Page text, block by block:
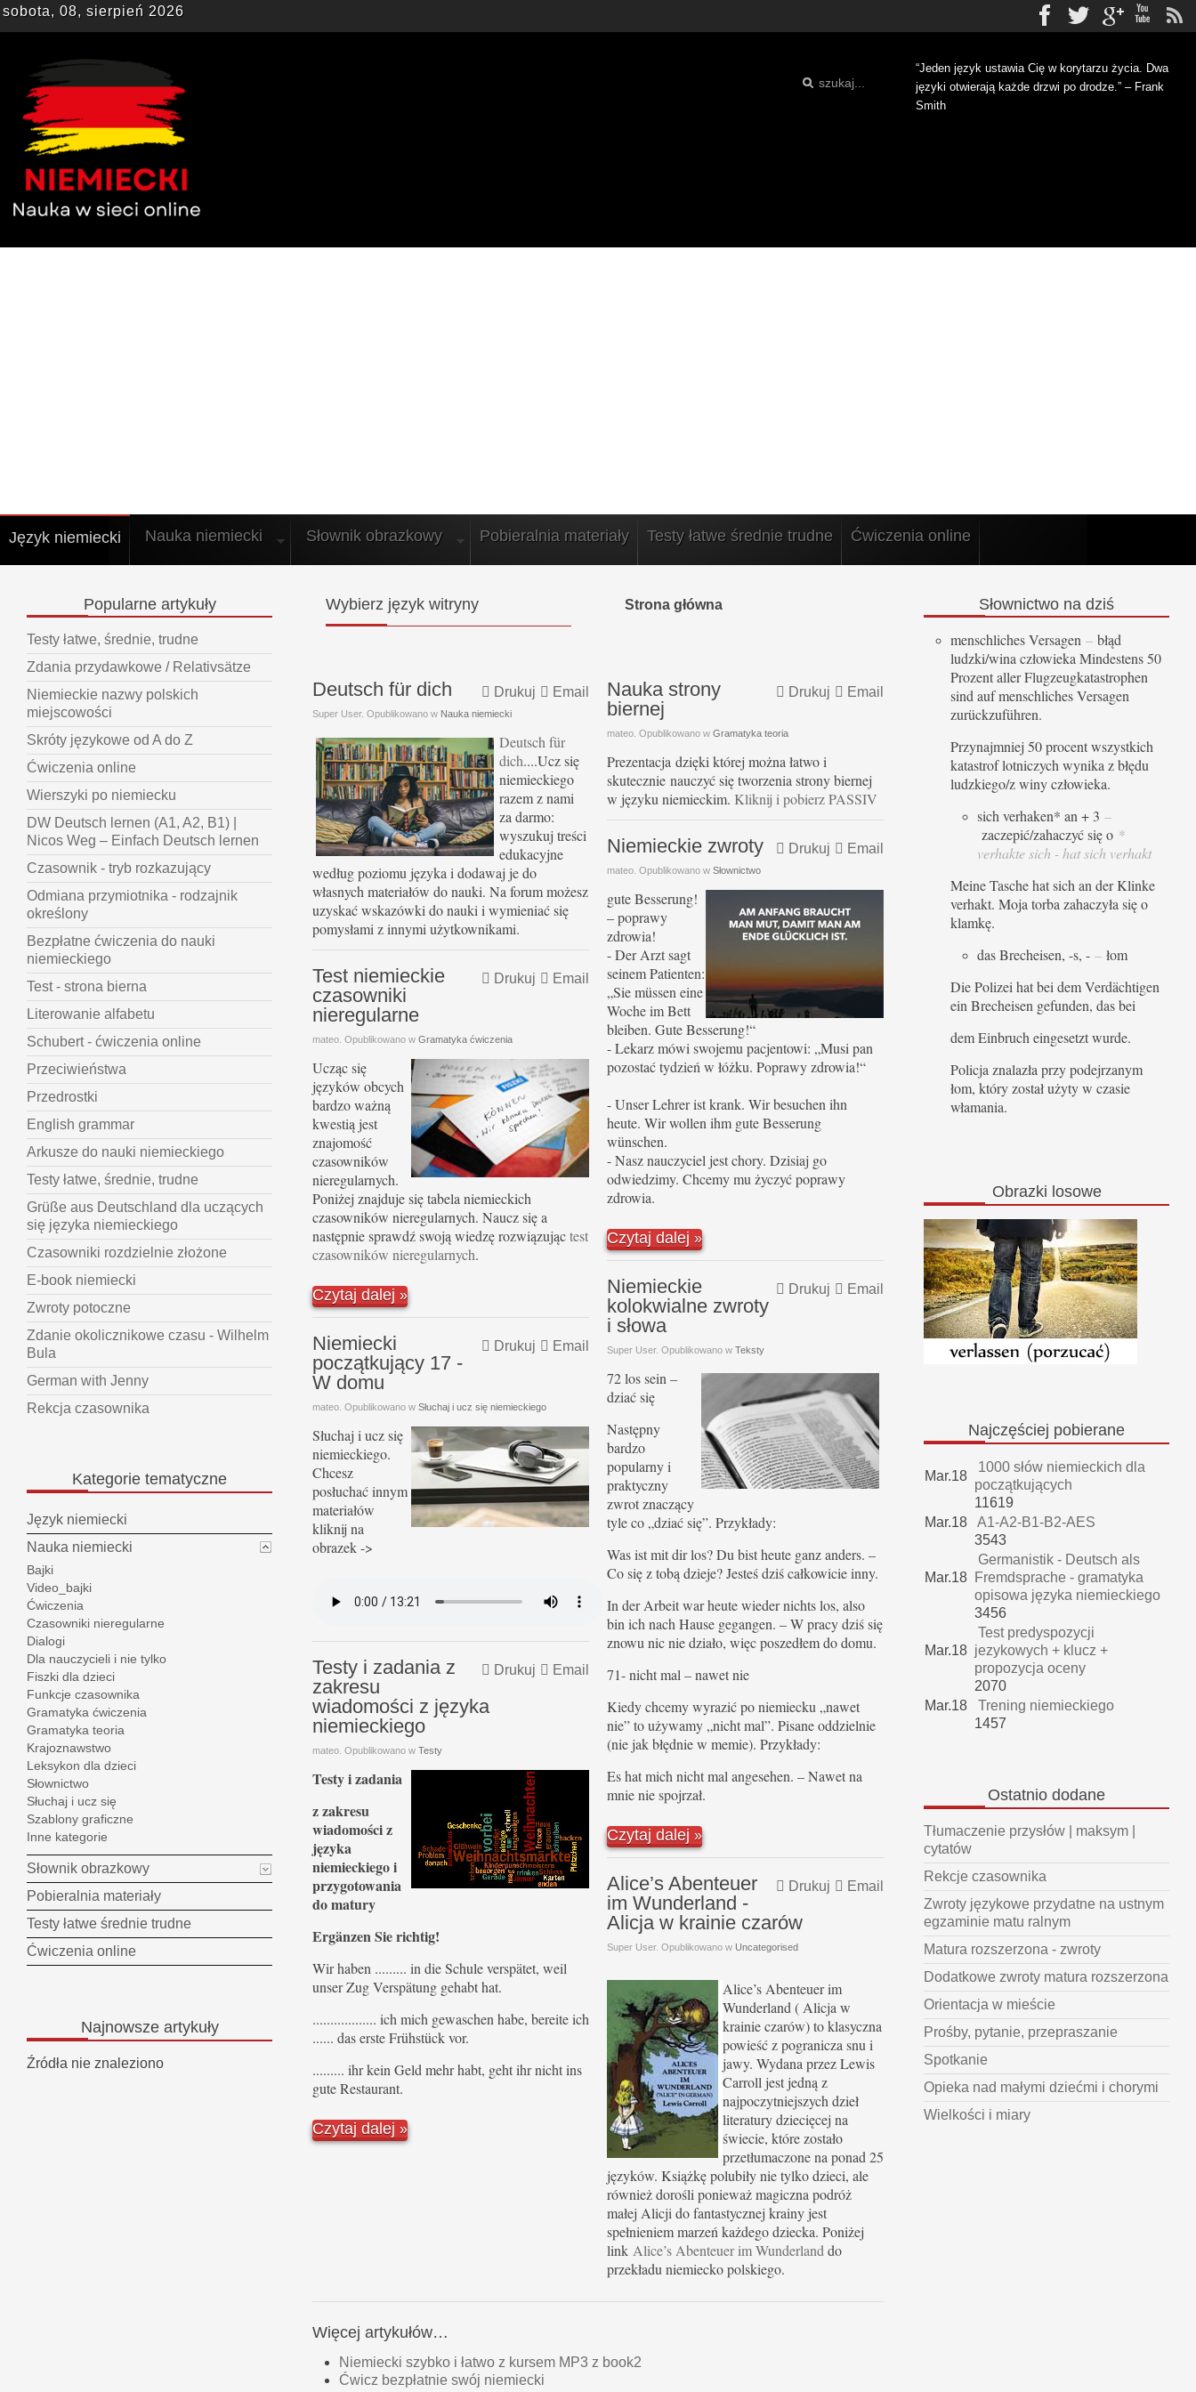
sobota, 08, sierpień 2026 Facebook
Twittergplus
“Jeden język ustawia Cię w korytarzu życia. Dwa
języki otwierają każde drzwi po drodze.” – Frank
Smith
Język niemiecki Nauka niemiecki Słownik obrazkowy Pobieralnia materiały Testy łatwe średnie trudne Ćwiczenia online
Wybierz język witryny Strona główna
Email
Drukuj
Deutsch für dich
Super User. Opublikowano w Nauka niemiecki
Deutsch für
dich....Ucz się
niemieckiego
razem z nami
za darmo:
wyszukuj treści
edukacyjne
według poziomu języka i dodawaj je do
własnych materiałów do nauki. Na forum możesz
uzyskać wskazówki do nauki i wymieniać się
pomysłami z innymi użytkownikami.
Email
Drukuj
Test niemieckie
czasowniki
nieregularne
mateo. Opublikowano w Gramatyka ćwiczenia
Ucząc się
języków obcych
bardzo ważną
kwestią jest
znajomość
czasowników
nieregularnych.
Poniżej znajduje się tabela niemieckich
czasowników nieregularnych. Naucz się a
następnie sprawdź swoją wiedzę rozwiązująctest
czasowników nieregularnych.
Czytaj dalej
Email
Drukuj
Niemiecki
początkujący 17 -
W domu
mateo. Opublikowano w Słuchaj i ucz się niemieckiego
Słuchaj i ucz się
niemieckiego.
Chcesz
posłuchać innym
materiałów
kliknij na
obrazek ->
Email
Drukuj
Testy i zadania z
zakresu
wiadomości z języka
niemieckiego
mateo. Opublikowano w Testy
Testy i zadania
z zakresu
wiadomości z
języka
niemieckiego i
przygotowania
do matury
Ergänzen Sie richtig!
Wir haben ......... in die Schule verspätet, weil
unser Zug Verspätung gehabt hat.
.................. ich mich gewaschen habe, bereite ich
...... das erste Frühstück vor.
......... ihr kein Geld mehr habt, geht ihr nicht ins
gute Restaurant.
Czytaj dalej
Email
Drukuj
Nauka strony
biernej
mateo. Opublikowano w Gramatyka teoria
Prezentacja dzięki której można łatwo i
skutecznie nauczyć się tworzenia strony biernej
w języku niemieckim. Kliknij i pobierz PASSIV
Email
Drukuj
Niemieckie zwroty
mateo. Opublikowano w Słownictwo
gute Besserung!
– poprawy
zdrowia!
- Der Arzt sagt
seinem Patienten:
„Sie müssen eine
Woche im Bett
bleiben. Gute Besserung!“
- Lekarz mówi swojemu pacjentowi: „Musi pan
pozostać tydzień w łóżku. Poprawy zdrowia!“
- Unser Lehrer ist krank. Wir besuchen ihn
heute. Wir wollen ihm gute Besserung
wünschen.
- Nasz nauczyciel jest chory. Dzisiaj go
odwiedzimy. Chcemy mu życzyć poprawy
zdrowia.
Czytaj dalej
Email
Drukuj
Niemieckie
kolokwialne zwroty
i słowa
Super User. Opublikowano w Teksty
72 los sein –
dziać się
Następny
bardzo
popularny i
praktyczny
zwrot znaczący
tyle co „dziać się”. Przykłady:
Was ist mit dir los? Du bist heute ganz anders. –
Co się z tobą dzieje? Jesteś dziś całkowicie inny.
In der Arbeit war heute wieder nichts los, also
bin ich nach Hause gegangen. – W pracy dziś się
znowu nic nie działo, więc poszedłem do domu.
71- nicht mal – nawet nie
Kiedy chcemy wyrazić po niemiecku „nawet
nie” to używamy „nicht mal”. Pisane oddzielnie
(nie jak błędnie w memie). Przykłady:
Es hat mich nicht mal angesehen. – Nawet na
mnie nie spojrzał.
Czytaj dalej
Email
Drukuj
Alice’s Abenteuer
im Wunderland -
Alicja w krainie czarów
Super User. Opublikowano w Uncategorised
Alice’s Abenteuer im
Wunderland ( Alicja w
krainie czarów) to klasyczna
powieść z pogranicza snu i
jawy. Wydana przez Lewis
Carroll jest jedną z
najpoczytniejszych dzieł
literatury dziecięcej na
świecie, które zostało
przetłumaczone na ponad 25
języków. Książkę polubiły nie tylko dzieci, ale
również dorośli ponieważ magiczna podróż
małej Alicji do fantastycznej krainy jest
spełnieniem marzeń każdego dziecka. Poniżej
link Alice’s Abenteuer im Wunderland do
przekładu niemiecko polskiego.
Więcej artykułów…
Niemiecki szybko i łatwo z kursem MP3 z book2
Ćwicz bezpłatnie swój niemiecki
Popularneartykuły
Testy łatwe, średnie, trudne
Zdania przydawkowe / Relativsätze
Niemieckie nazwy polskich
miejscowości
Skróty językowe od A do Z
Ćwiczenia online
Wierszyki po niemiecku
DW Deutsch lernen (A1, A2, B1) |
Nicos Weg – Einfach Deutsch lernen
Czasownik - tryb rozkazujący
Odmiana przymiotnika - rodzajnik
określony
Bezpłatne ćwiczenia do nauki
niemieckiego
Test - strona bierna
Literowanie alfabetu
Schubert - ćwiczenia online
Przeciwieństwa
Przedrostki
English grammar
Arkusze do nauki niemieckiego
Testy łatwe, średnie, trudne
Grüße aus Deutschland dla uczących
się języka niemieckiego
Czasowniki rozdzielnie złożone
E-book niemiecki
Zwroty potoczne
Zdanie okolicznikowe czasu - Wilhelm
Bula
German with Jenny
Rekcja czasownika
Kategorie tematyczne
Język niemiecki
Nauka niemiecki
Bajki
Video_bajki
Ćwiczenia
Czasowniki nieregularne
Dialogi
Dla nauczycieli i nie tylko
Fiszki dla dzieci
Funkcje czasownika
Gramatyka ćwiczenia
Gramatyka teoria
Krajoznawstwo
Leksykon dla dzieci
Słownictwo
Słuchaj i ucz się
Szablony graficzne
Inne kategorie
Słownik obrazkowy
Pobieralnia materiały
Testy łatwe średnie trudne
Ćwiczenia online
Najnowszeartykuły
Źródła nie znaleziono
Słownictwo na dziś
menschliches Versagen – błąd
ludzki/wina człowieka Mindestens 50
Prozent aller Flugzeugkatastrophen
sind auf menschliches Versagen
zurückzuführen.
Przynajmniej 50 procent wszystkich
katastrof lotniczych wynika z błędu
ludzkiego/z winy człowieka.
sich verhaken* an + 3 –
zaczepić/zahaczyć się o *
verhakte sich - hat sich verhakt
Meine Tasche hat sich an der Klinke
verhakt. Moja torba zahaczyła się o
klamkę.
das Brecheisen, -s, - – łom
Die Polizei hat bei dem Verdächtigen
ein Brecheisen gefunden, das bei
dem Einbruch eingesetzt wurde.
Policja znalazła przy podejrzanym
łom, który został użyty w czasie
włamania.
Obrazki losowe
Najczęściej pobierane
Mar.18
1000 słów niemieckich dla
początkujących
11619
Mar.18
A1-A2-B1-B2-AES
3543
Mar.18
Germanistik - Deutsch als
Fremdsprache - gramatyka
opisowa języka niemieckiego
3456
Mar.18
Test predyspozycji
jezykowych + klucz +
propozycja oceny
2070
Mar.18
Trening niemieckiego
1457
Ostatnio dodane
Tłumaczenie przysłów | maksym |
cytatów
Rekcje czasownika
Zwroty językowe przydatne na ustnym
egzaminie matu ralnym
Matura rozszerzona - zwroty
Dodatkowe zwroty matura rozszerzona
Orientacja w mieście
Prośby, pytanie, przepraszanie
Spotkanie
Opieka nad małymi dziećmi i chorymi
Wielkości i miary